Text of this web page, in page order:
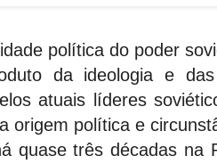
política do poder
da ideologia e das
atuais líderes
origem política e
quase três décadas na